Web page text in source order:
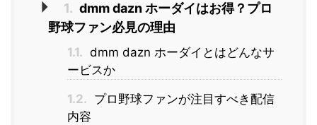
1. dmm dazn ホーダイはお得？プロ
野球ファン必見の理由
1.1. dmm dazn ホーダイとはどんなサ
ービスか
1.2. プロ野球ファンが注目すべき配信
内容